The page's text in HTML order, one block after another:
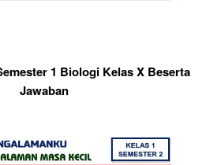
1 Biologi Kelas X Beserta
Jawaban